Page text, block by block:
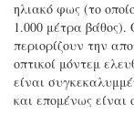
ηλιακό φως (το
1.000 μέτρα
περιορίζουν την
οπτικοί μόντεμ
είναι
και επομένως είναι